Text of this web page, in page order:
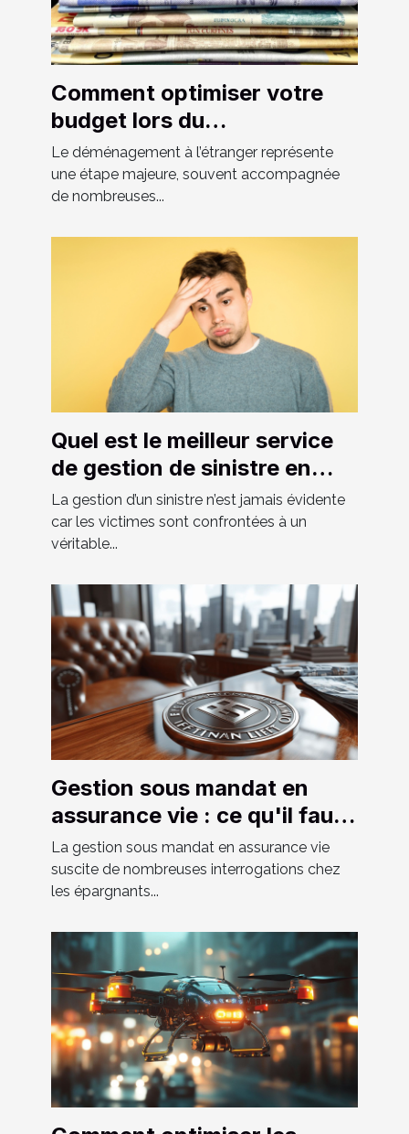
Comment optimiser votre
budget lors du
déménagement à l'étranger
?
Le déménagement à l’étranger représente
une étape majeure, souvent accompagnée
de nombreuses...
Quel est le meilleur service
de gestion de sinistre en
Suisse ?
La gestion d’un sinistre n’est jamais évidente
car les victimes sont confrontées à un
véritable...
Gestion sous mandat en
assurance vie : ce qu'il faut
savoir
La gestion sous mandat en assurance vie
suscite de nombreuses interrogations chez
les épargnants...